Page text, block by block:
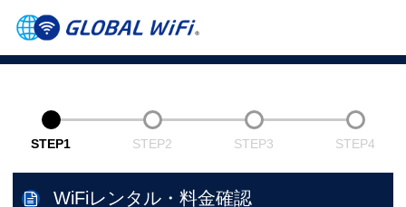
STEP1 STEP2 STEP3 STEP4
WiFiレンタル・料金確認